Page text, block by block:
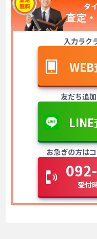
タ
査定
入力ラク
WEB
友だち追
LINE
お急ぎの方は
受付